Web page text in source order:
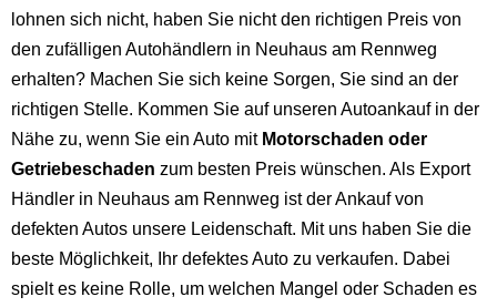
lohnen sich nicht, haben Sie nicht den richtigen Preis von
den zufälligen Autohändlern in Neuhaus am Rennweg
erhalten? Machen Sie sich keine Sorgen, Sie sind an der
richtigen Stelle. Kommen Sie auf unseren Autoankauf in der
Nähe zu, wenn Sie ein Auto mit Motorschaden oder
Getriebeschaden zum besten Preis wünschen. Als Export
Händler in Neuhaus am Rennweg ist der Ankauf von
defekten Autos unsere Leidenschaft. Mit uns haben Sie die
beste Möglichkeit, Ihr defektes Auto zu verkaufen. Dabei
spielt es keine Rolle, um welchen Mangel oder Schaden es